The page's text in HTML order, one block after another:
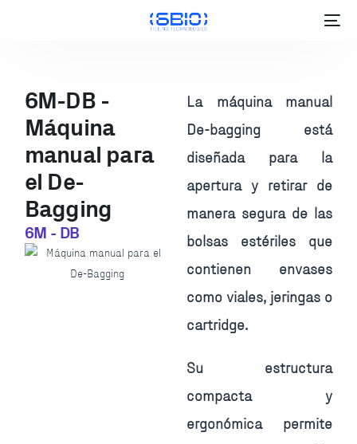
6M-DB -
Máquina
manual para
el De-
Bagging
6M - DB
La máquina manual
De-bagging está
diseñada para la
apertura y retirar de
manera segura de las
bolsas estériles que
contienen envases
como viales, jeringas o
cartridge.
Su estructura
compacta y
ergonómica permite